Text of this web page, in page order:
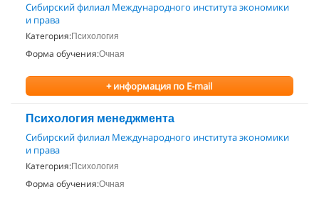
Сибирский филиал Международного института экономики
и права
Категория:Психология
Форма обучения:Очная
+ информация по E-mail
Психология менеджмента
Сибирский филиал Международного института экономики
и права
Категория:Психология
Форма обучения:Очная